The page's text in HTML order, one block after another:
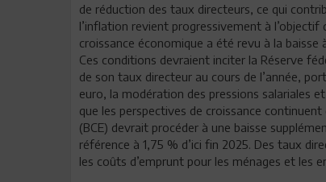
de réduction des taux directeurs, ce qui
l’inflation revient progressivement à
croissance économique a été revu à la
Ces conditions devraient inciter la Réserve
de son taux directeur au cours de l’année,
euro, la modération des pressions salariales
que les perspectives de croissance
(BCE) devrait procéder à une baisse
référence à 1,75 % d’ici fin 2025. Des taux
les coûts d’emprunt pour les ménages et les